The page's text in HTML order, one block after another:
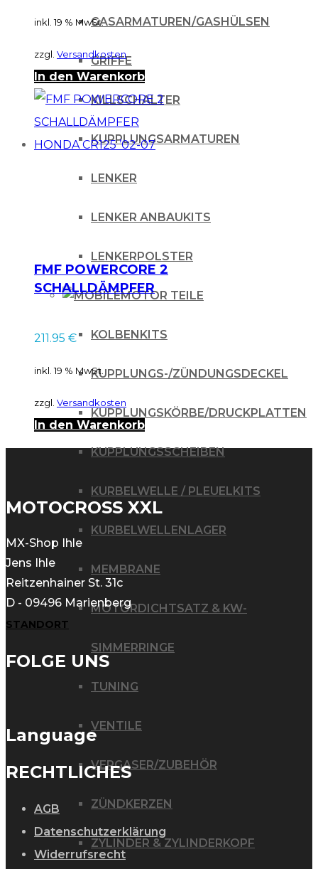
GASARMATUREN/GASHÜLSEN
GRIFFE
KILLSCHALTER
KUPPLUNGSARMATUREN
LENKER
LENKER ANBAUKITS
LENKERPOLSTER
MOTOR TEILE
KOLBENKITS
KUPPLUNGS-/ZÜNDUNGSDECKEL
KUPPLUNGSKÖRBE/DRUCKPLATTEN
KUPPLUNGSSCHEIBEN
KURBELWELLE / PLEUELKITS
KURBELWELLENLAGER
MEMBRANE
MOTORDICHTSATZ & KW-
SIMMERRINGE
TUNING
VENTILE
VERGASER/ZUBEHÖR
ZÜNDKERZEN
ZYLINDER & ZYLINDERKOPF
inkl. 19 % MwSt.
zzgl. Versandkosten
In den Warenkorb
FMF POWERCORE 2
SCHALLDÄMPFER
211.95 €
inkl. 19 % MwSt.
zzgl. Versandkosten
In den Warenkorb
MOTOCROSS XXL
MX-Shop Ihle
Jens Ihle
Reitzenhainer St. 31c
D - 09496 Marienberg
STANDORT
FOLGE UNS
Language
RECHTLICHES
AGB
Datenschutzerklärung
Widerrufsrecht